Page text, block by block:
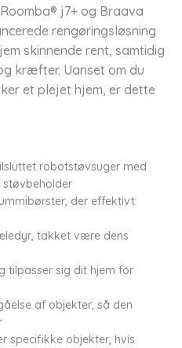
j7+ og Braava
rengøringsløsning
skinnende rent, samtidig
kræfter. Uanset om du
et plejet hjem, er dette
robotstøvsuger med
støvbeholder
der effektivt
takket være dens
tilpasser sig dit hjem for
af objekter, så den
specifikke objekter, hvis